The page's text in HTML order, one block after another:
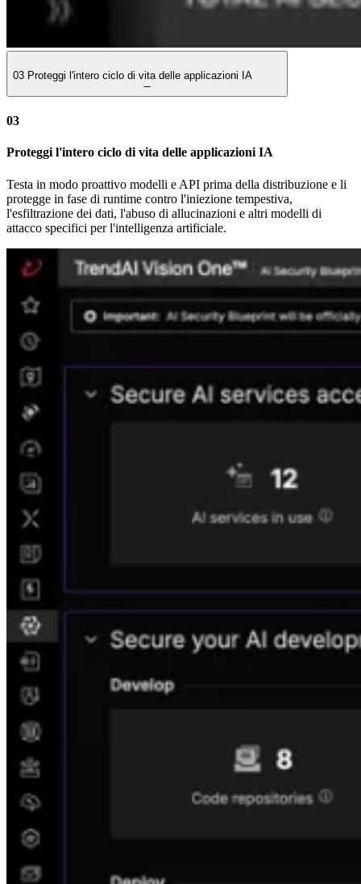
03 Proteggi l'intero ciclo di vita delle applicazioni IA
03
Proteggi l'intero ciclo di vita delle applicazioni IA
Testa in modo proattivo modelli e API prima della distribuzione e li
protegge in fase di runtime contro l'iniezione tempestiva,
l'esfiltrazione dei dati, l'abuso di allucinazioni e altri modelli di
attacco specifici per l'intelligenza artificiale.